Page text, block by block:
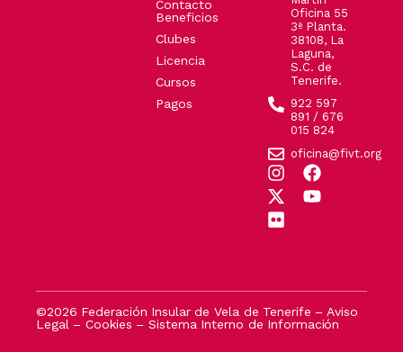
Contacto
Beneficios
Clubes
Licencia
Cursos
Pagos
Oficina 55
3ª Planta.
38108, La
Laguna,
S.C. de
Tenerife.
922 597
891 / 676
015 824
oficina@fivt.org
©2026 Federación Insular de Vela de Tenerife – Aviso
Legal –Cookies –Sistema Interno de Información